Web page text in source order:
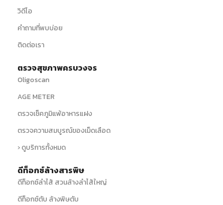
วิดีโอ
คำถามที่พบบ่อย
ติดต่อเรา
ตรวจสุขภาพครบวงจร
Oligoscan
AGE METER
ตรวจเช็คภูมิแพ้อาหารแฝง
ตรวจความสมบูรณ์ของเม็ดเลือด
› ดูบริการทั้งหมด
ดีท็อกซ์ล้างสารพิษ
ดีท็อกซ์ลำไส้ สวนล้างลำไส้ใหญ่
ดีท็อกซ์ตับ ล้างพิษตับ